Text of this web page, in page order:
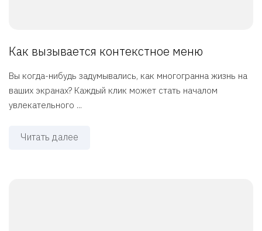
Как вызывается контекстное меню
Вы когда-нибудь задумывались, как многогранна жизнь на
ваших экранах? Каждый клик может стать началом
увлекательного ...
Читать далее